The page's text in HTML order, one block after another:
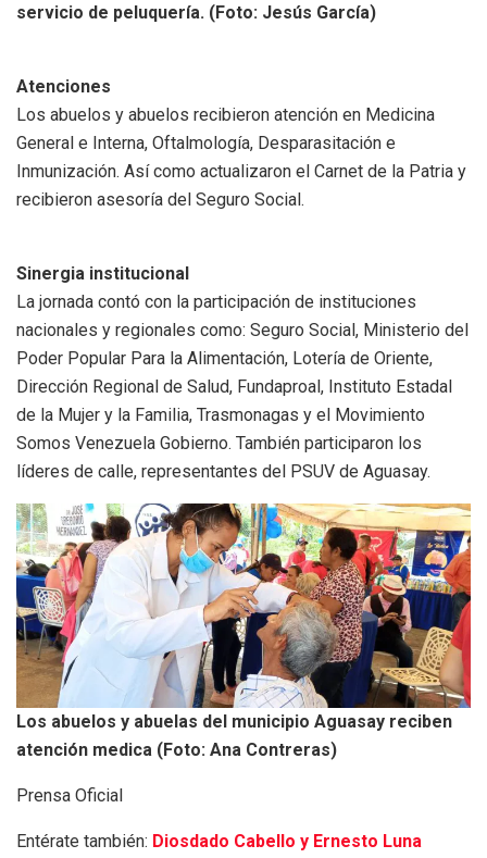
servicio de peluquería. (Foto: Jesús García)
Atenciones
Los abuelos y abuelos recibieron atención en Medicina
General e Interna, Oftalmología, Desparasitación e
Inmunización. Así como actualizaron el Carnet de la Patria y
recibieron asesoría del Seguro Social.
Sinergia institucional
La jornada contó con la participación de instituciones
nacionales y regionales como: Seguro Social, Ministerio del
Poder Popular Para la Alimentación, Lotería de Oriente,
Dirección Regional de Salud, Fundaproal, Instituto Estadal
de la Mujer y la Familia, Trasmonagas y el Movimiento
Somos Venezuela Gobierno. También participaron los
líderes de calle, representantes del PSUV de Aguasay.
Los abuelos y abuelas del municipio Aguasay reciben
atención medica (Foto: Ana Contreras)
Prensa Oficial
Entérate también: Diosdado Cabello y Ernesto Luna